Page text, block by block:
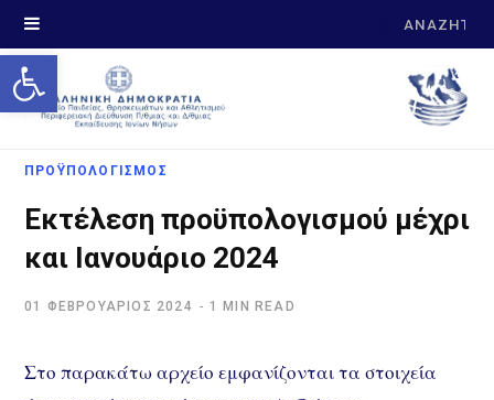
Open toolbar
Search
ΠΡΟΫΠΟΛΟΓΙΣΜΌΣ
Εκτέλεση προϋπολογισμού μέχρι
και Ιανουάριο 2024
01 ΦΕΒΡΟΥΆΡΙΟΣ 2024 1 MIN READ
Στο παρακάτω αρχείο εμφανίζονται τα στοιχεία